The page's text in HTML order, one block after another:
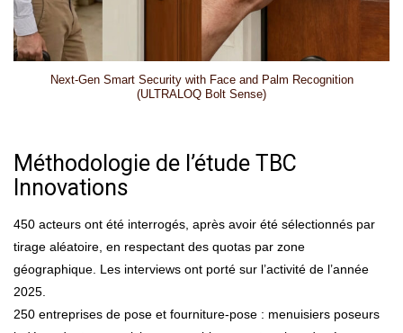
Next-Gen Smart Security with Face and Palm Recognition
(ULTRALOQ Bolt Sense)
Méthodologie de l’étude TBC
Innovations
450 acteurs ont été interrogés, après avoir été sélectionnés par
tirage aléatoire, en respectant des quotas par zone
géographique. Les interviews ont porté sur l’activité de l’année
2025.
250 entreprises de pose et fourniture-pose : menuisiers poseurs